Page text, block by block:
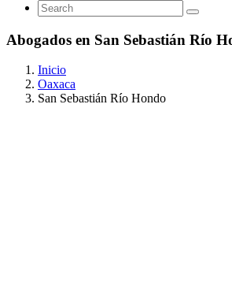
Abogados en San Sebastián Río
Inicio
Oaxaca
San Sebastián Río Hondo